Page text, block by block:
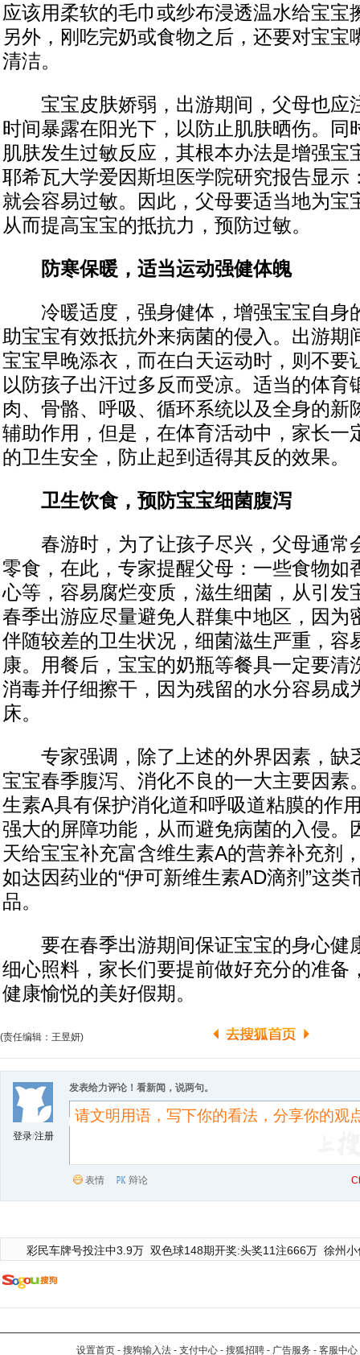
应该用柔软的毛巾或纱布浸透温水给宝宝
另外，刚吃完奶或食物之后，还要对宝宝
清洁。
宝宝皮肤娇弱，出游期间，父母也应
时间暴露在阳光下，以防止肌肤晒伤。同
肌肤发生过敏反应，其根本办法是增强宝
耶希瓦大学爱因斯坦医学院研究报告显示
就会容易过敏。因此，父母要适当地为宝
从而提高宝宝的抵抗力，预防过敏。
防寒保暖，适当运动强健体魄
冷暖适度，强身健体，增强宝宝自身
助宝宝有效抵抗外来病菌的侵入。出游期
宝宝早晚添衣，而在白天运动时，则不要
以防孩子出汗过多反而受凉。适当的体育
肉、骨骼、呼吸、循环系统以及全身的新
辅助作用，但是，在体育活动中，家长一
的卫生安全，防止起到适得其反的效果。
卫生饮食，预防宝宝细菌腹泻
春游时，为了让孩子尽兴，父母通常
零食，在此，专家提醒父母：一些食物如
心等，容易腐烂变质，滋生细菌，从引发
春季出游应尽量避免人群集中地区，因为
伴随较差的卫生状况，细菌滋生严重，容
康。用餐后，宝宝的奶瓶等餐具一定要清
消毒并仔细擦干，因为残留的水分容易成
床。
专家强调，除了上述的外界因素，缺
宝宝春季腹泻、消化不良的一大主要因素
生素A具有保护消化道和呼吸道粘膜的作
强大的屏障功能，从而避免病菌的入侵。
天给宝宝补充富含维生素A的营养补充剂
如达因药业的“伊可新维生素AD滴剂”这
品。
要在春季出游期间保证宝宝的身心健
细心照料，家长们要提前做好充分的准备
健康愉悦的美好假期。
(责任编辑：王昱妍)
登录/注册
发表给力评论！看新闻，说两句。
表情 辩论
彩民车牌号投注中3.9万 双色球148期开奖:头奖11注666万 徐州
设置首页 - 搜狗输入法 - 支付中心 - 搜狐招聘 - 广告服务 - 客服中心